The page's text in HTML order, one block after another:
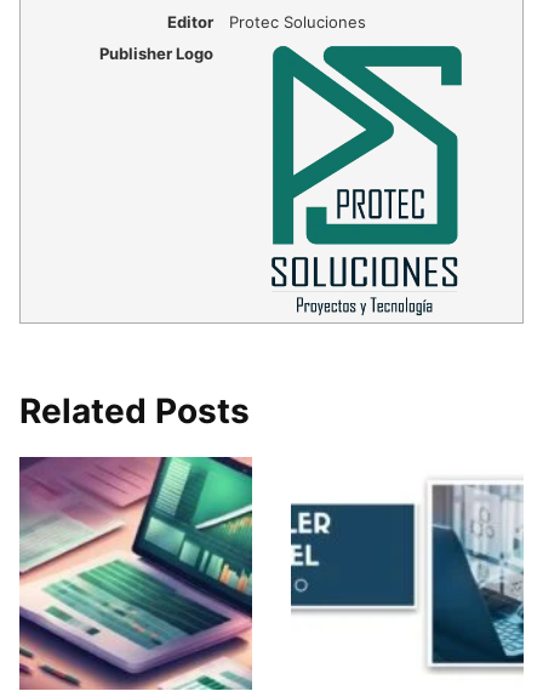
Editor
Protec Soluciones
Publisher Logo
Related Posts